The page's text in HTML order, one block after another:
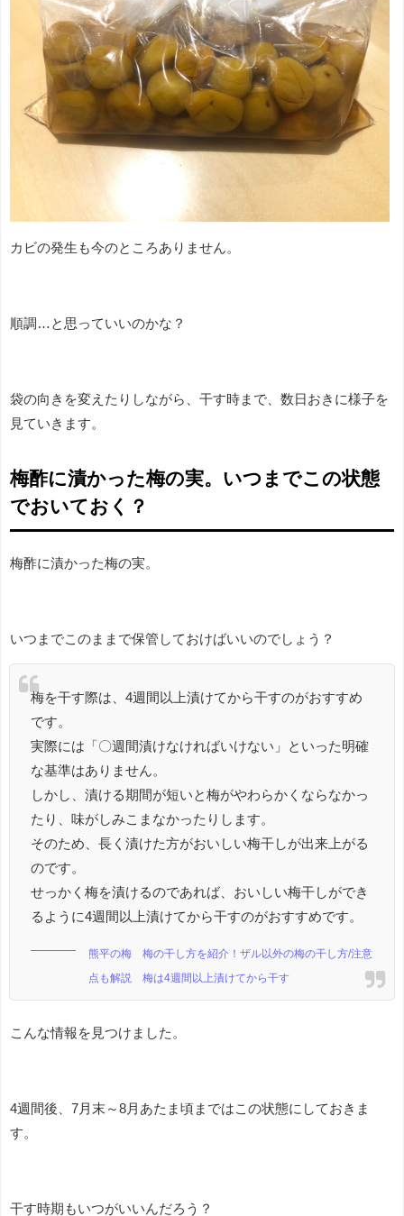
カビの発生も今のところありません。
順調…と思っていいのかな？
袋の向きを変えたりしながら、干す時まで、数日おきに様子を
見ていきます。
梅酢に漬かった梅の実。いつまでこの状態
でおいておく？
梅酢に漬かった梅の実。
いつまでこのままで保管しておけばいいのでしょう？
梅を干す際は、4週間以上漬けてから干すのがおすすめ
です。
実際には「〇週間漬けなければいけない」といった明確
な基準はありません。
しかし、漬ける期間が短いと梅がやわらかくならなかっ
たり、味がしみこまなかったりします。
そのため、長く漬けた方がおいしい梅干しが出来上がる
のです。
せっかく梅を漬けるのであれば、おいしい梅干しができ
るように4週間以上漬けてから干すのがおすすめです。
熊平の梅 梅の干し方を紹介！ザル以外の梅の干し方/注意
点も解説 梅は4週間以上漬けてから干す
こんな情報を見つけました。
4週間後、7月末～8月あたま頃まではこの状態にしておきま
す。
干す時期もいつがいいんだろう？